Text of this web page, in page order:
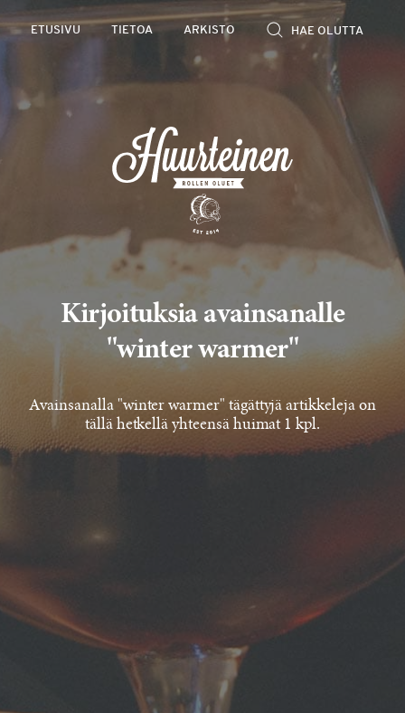
Rollen
ETUSIVU TIETOA ARKISTO
Kirjoituksia avainsanalle
"winter warmer"
Avainsanalla "winter warmer" tägättyjä artikkeleja on
tällä hetkellä yhteensä huimat 1 kpl.